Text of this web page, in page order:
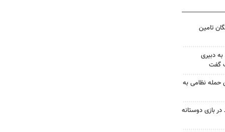
تامین
دبیری
گفت
حمله نظامی به
بازی دوستانه